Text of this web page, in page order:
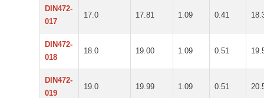
DIN472-
017
17.0 17.81 1.09 0.41
DIN472-
018
18.0 19.00 1.09 0.51
DIN472-
019
19.0 19.99 1.09 0.51